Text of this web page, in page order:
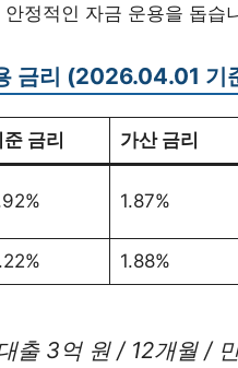
정적인 자금 운용을 돕습
금리 (2026.04.01 기
준 금리 가산 금리
1.87%
1.88%
출 3억 원 / 12개월 /